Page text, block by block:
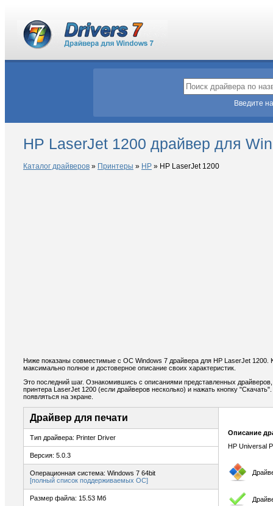
Введите
HP LaserJet 1200 драйвер для
Каталог драйверов » Принтеры » HP » HP LaserJet 1200
Ниже показаны совместимые с ОС Windows 7 драйвера для HP LaserJet 1200.
максимально полное и достоверное описание своих характеристик.
Это последний шаг. Ознакомившись с описаниями представленных
принтера LaserJet 1200 (если драйверов несколько) и нажать кнопку
появляться на экране.
Драйвер для печати
Тип драйвера: Printer Driver
Версия: 5.0.3
Операционная система: Windows 7 64bit
[полный список поддерживаемых ОС]
Размер файла: 15.53 Мб
Описание
HP Universal